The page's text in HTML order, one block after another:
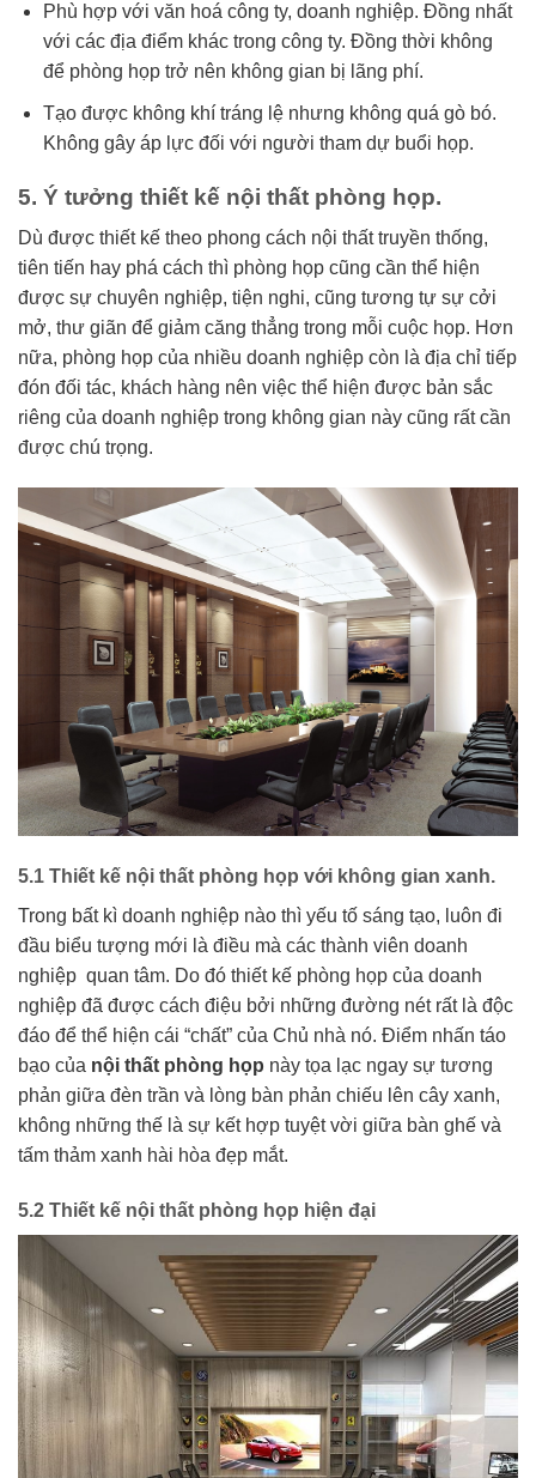
Phù hợp với văn hoá công ty, doanh nghiệp. Đồng nhất
với các địa điểm khác trong công ty. Đồng thời không
để phòng họp trở nên không gian bị lãng phí.
Tạo được không khí tráng lệ nhưng không quá gò bó.
Không gây áp lực đối với người tham dự buổi họp.
5. Ý tưởng thiết kế nội thất phòng họp.
Dù được thiết kế theo phong cách nội thất truyền thống,
tiên tiến hay phá cách thì phòng họp cũng cần thể hiện
được sự chuyên nghiệp, tiện nghi, cũng tương tự sự cởi
mở, thư giãn để giảm căng thẳng trong mỗi cuộc họp. Hơn
nữa, phòng họp của nhiều doanh nghiệp còn là địa chỉ tiếp
đón đối tác, khách hàng nên việc thể hiện được bản sắc
riêng của doanh nghiệp trong không gian này cũng rất cần
được chú trọng.
5.1 Thiết kế nội thất phòng họp với không gian xanh.
Trong bất kì doanh nghiệp nào thì yếu tố sáng tạo, luôn đi
đầu biểu tượng mới là điều mà các thành viên doanh
nghiệp quan tâm. Do đó thiết kế phòng họp của doanh
nghiệp đã được cách điệu bởi những đường nét rất là độc
đáo để thể hiện cái “chất” của Chủ nhà nó. Điểm nhấn táo
bạo của nội thất phòng họp này tọa lạc ngay sự tương
phản giữa đèn trần và lòng bàn phản chiếu lên cây xanh,
không những thế là sự kết hợp tuyệt vời giữa bàn ghế và
tấm thảm xanh hài hòa đẹp mắt.
5.2 Thiết kế nội thất phòng họp hiện đại